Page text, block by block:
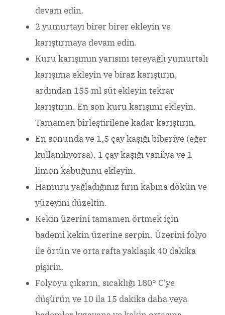
devam edin.
2 yumurtayı birer birer ekleyin ve
karıştırmaya devam edin.
Kuru karışımın yarısını tereyağlı yumurtalı
karışıma ekleyin ve biraz karıştırın,
ardından 155 ml süt ekleyin tekrar
karıştırın. En son kuru karışımı ekleyin.
Tamamen birleştirilene kadar karıştırın.
En sonunda ve 1,5 çay kaşığı biberiye (eğer
kullanılıyorsa), 1 çay kaşığı vanilya ve 1
limon kabuğunu ekleyin.
Hamuru yağladığınız fırın kabına dökün ve
yüzeyini düzeltin.
Kekin üzerini tamamen örtmek için
bademi kekin üzerine serpin. Üzerini folyo
ile örtün ve orta rafta yaklaşık 40 dakika
pişirin.
Folyoyu çıkarın, sıcaklığı 180° C'ye
düşürün ve 10 ila 15 dakika daha veya